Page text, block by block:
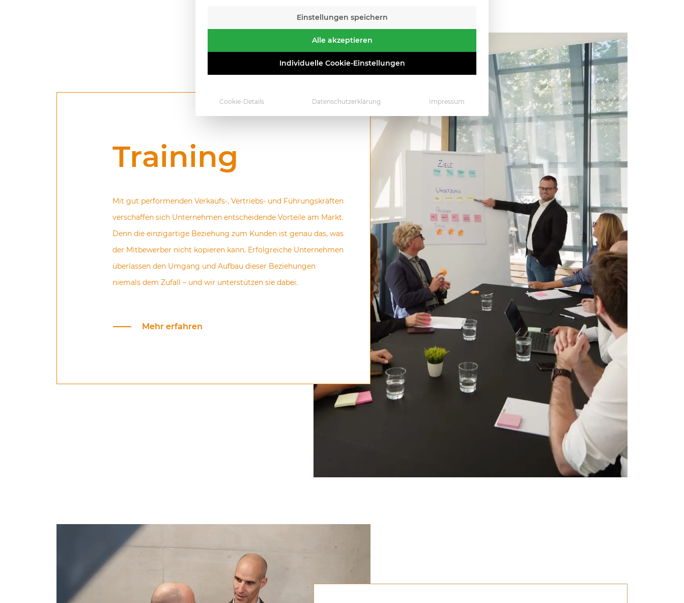
Training
Mit gut performenden Verkaufs-, Vertriebs- und Führungskräften
verschaffen sich Unternehmen entscheidende Vorteile am Markt.
Denn die einzigartige Beziehung zum Kunden ist genau das, was
der Mitbewerber nicht kopieren kann. Erfolgreiche Unternehmen
überlassen den Umgang und Aufbau dieser Beziehungen
niemals dem Zufall – und wir unterstützen sie dabei.
Mehr erfahren
Einstellungen speichern
Alle akzeptieren
Individuelle Cookie-Einstellungen
Cookie-Details Datenschutzerklärung Impressum